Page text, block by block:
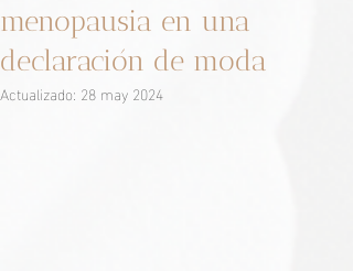
menopausia en una
declaración de moda
Actualizado: 28 may 2024